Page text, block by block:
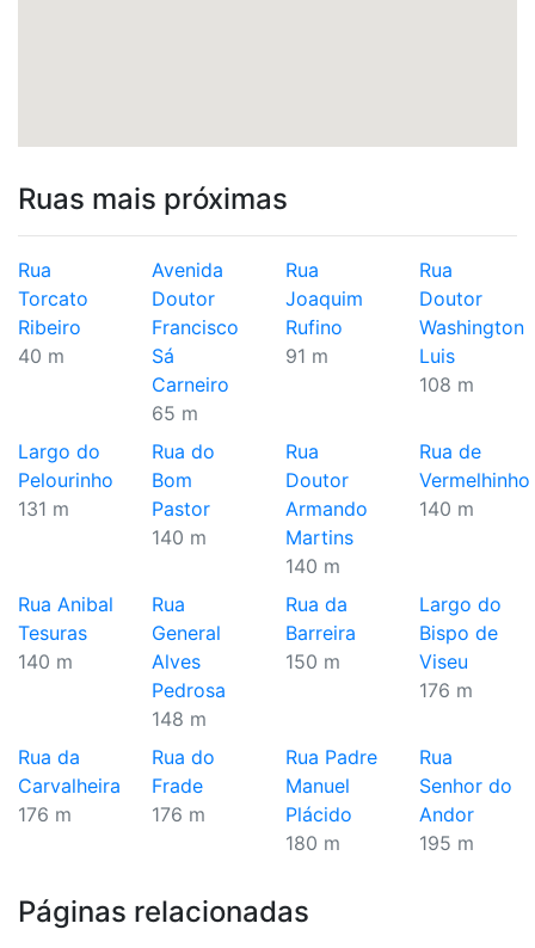
Ruas mais próximas
Rua
Torcato
Ribeiro
40 m
Avenida
Doutor
Francisco
Sá
Carneiro
65 m
Rua
Joaquim
Rufino
91 m
Rua
Doutor
Washington
Luis
108 m
Largo do
Pelourinho
131 m
Rua do
Bom
Pastor
140 m
Rua
Doutor
Armando
Martins
140 m
Rua de
Vermelhinho
140 m
Rua Anibal
Tesuras
140 m
Rua
General
Alves
Pedrosa
148 m
Rua da
Barreira
150 m
Largo do
Bispo de
Viseu
176 m
Rua da
Carvalheira
176 m
Rua do
Frade
176 m
Rua Padre
Manuel
Plácido
180 m
Rua
Senhor do
Andor
195 m
Páginas relacionadas